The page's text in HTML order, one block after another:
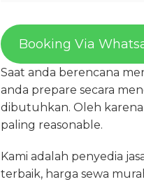
Booking Via
Saat anda berencana
anda prepare secara
dibutuhkan. Oleh
paling reasonable.
Kami adalah penyedia
terbaik, harga sewa